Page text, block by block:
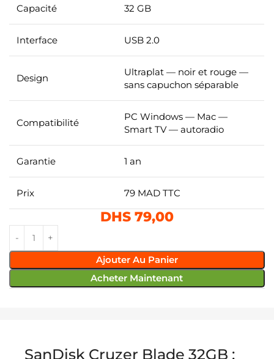
Capacité 32 GB
Interface USB 2.0
Design
Ultraplat — noir et rouge —
sans capuchon séparable
Compatibilité
PC Windows — Mac —
Smart TV — autoradio
Garantie 1 an
Prix 79 MAD TTC
DHS79,00
Ajouter Au Panier
Acheter Maintenant
SanDisk Cruzer Blade 32GB :